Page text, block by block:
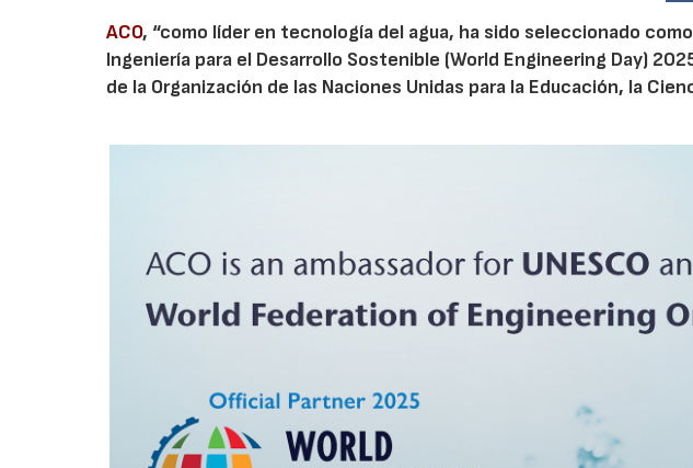
ACO, “como líder en tecnología del agua, ha sido seleccionado
Ingeniería para el Desarrollo Sostenible (World Engineering Day)
de la Organización de las Naciones Unidas para la Educación, la